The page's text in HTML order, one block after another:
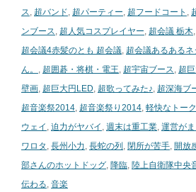
ス, 超バンド, 超パーティー, 超フードコート ,
ンブース, 超人気コスプレイヤー, 超会議 栃木,
超会議4赤髪のとも 超会議, 超会議あるあるネ
ん。 , 超囲碁・将棋・電王, 超宇宙ブース, 超
壁画, 超巨大円LED, 超歌ってみた♪, 超深海ブ
超音楽祭2014, 超音楽祭り2014, 軽快なトーク
ウェイ , 迫力がヤバイ , 週末は重工業, 運営が
ワロタ , 長州小力, 長蛇の列, 閉所が苦手, 開放
部さんのホットドッグ, 降臨, 陸上自衛隊中央
伝わる, 音楽